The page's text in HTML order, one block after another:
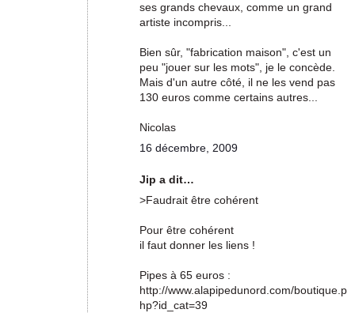
ses grands chevaux, comme un grand
artiste incompris...
Bien sûr, "fabrication maison", c'est un
peu "jouer sur les mots", je le concède.
Mais d'un autre côté, il ne les vend pas
130 euros comme certains autres...
Nicolas
16 décembre, 2009
Jip a dit…
>Faudrait être cohérent
Pour être cohérent
il faut donner les liens !
Pipes à 65 euros :
http://www.alapipedunord.com/boutique.p
hp?id_cat=39